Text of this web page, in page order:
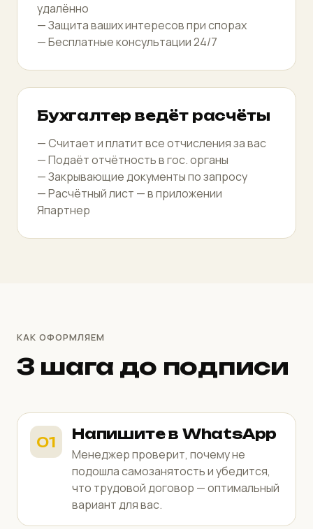
удалённо
— Защита ваших интересов при спорах
— Бесплатные консультации 24/7
Бухгалтер ведёт расчёты
— Считает и платит все отчисления за вас
— Подаёт отчётность в гос. органы
— Закрывающие документы по запросу
— Расчётный лист — в приложении
Япартнер
КАК ОФОРМЛЯЕМ
3 шага до подписи
Напишите в WhatsApp
Менеджер проверит, почему не
подошла самозанятость и убедится,
что трудовой договор — оптимальный
вариант для вас.